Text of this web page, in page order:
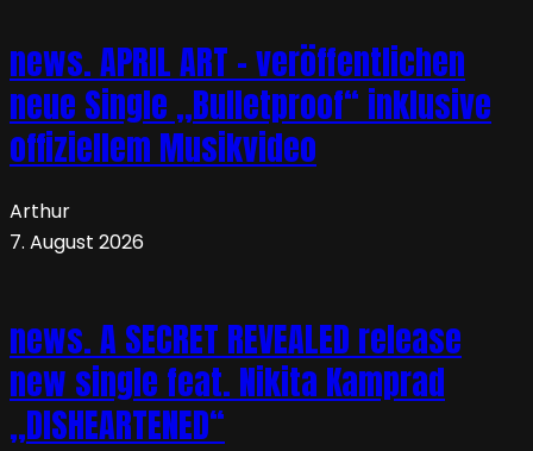
news. APRIL ART – veröffentlichen
neue Single „Bulletproof“ inklusive
offiziellem Musikvideo
Arthur
7. August 2026
news. A SECRET REVEALED release
new single feat. Nikita Kamprad
„DISHEARTENED“